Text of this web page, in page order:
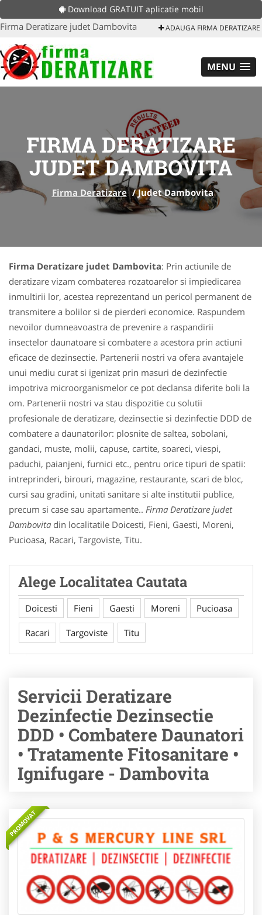
Download GRATUIT aplicatie mobil
Firma Deratizare judet Dambovita ADAUGA FIRMA DERATIZARE
MENU
FIRMA DERATIZARE
JUDET DAMBOVITA
Firma Deratizare /Judet Dambovita
Firma Deratizare judet Dambovita: Prin actiunile de
deratizare vizam combaterea rozatoarelor si impiedicarea
inmultirii lor, acestea reprezentand un pericol permanent de
transmitere a bolilor si de pierderi economice. Raspundem
nevoilor dumneavoastra de prevenire a raspandirii
insectelor daunatoare si combatere a acestora prin actiuni
eficace de dezinsectie. Partenerii nostri va ofera avantajele
unui mediu curat si igenizat prin masuri de dezinfectie
impotriva microorganismelor ce pot declansa diferite boli la
om. Partenerii nostri va stau dispozitie cu solutii
profesionale de deratizare, dezinsectie si dezinfectie DDD de
combatere a daunatorilor: plosnite de saltea, sobolani,
gandaci, muste, molii, capuse, cartite, soareci, viespi,
paduchi, paianjeni, furnici etc., pentru orice tipuri de spatii:
intreprinderi, birouri, magazine, restaurante, scari de bloc,
cursi sau gradini, unitati sanitare si alte institutii publice,
precum si case sau apartamente.. Firma Deratizare judet
Dambovita din localitatile Doicesti, Fieni, Gaesti, Moreni,
Pucioasa, Racari, Targoviste, Titu.
Alege Localitatea Cautata
Doicesti Fieni Gaesti Moreni Pucioasa
Racari Targoviste Titu
Servicii Deratizare
Dezinfectie Dezinsectie
DDD • Combatere Daunatori
• Tratamente Fitosanitare •
Ignifugare - Dambovita
PROMOVAT